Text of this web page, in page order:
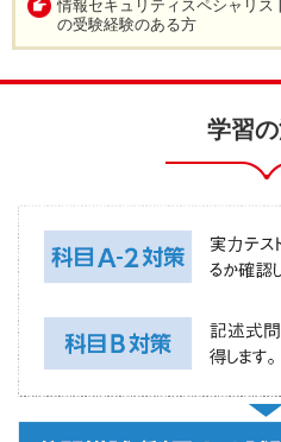
情報セキュリティスペシャリ
の受験経験のある方
学習